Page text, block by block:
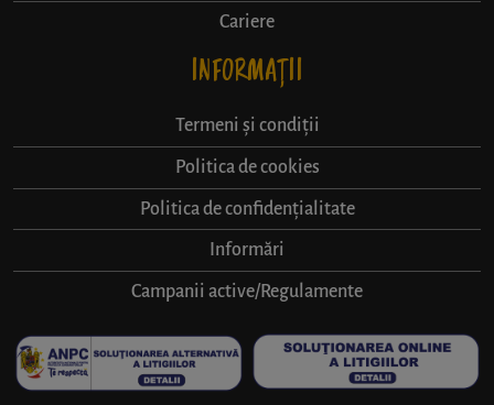
Cariere
INFORMAȚII
Termeni și condiții
Politica de cookies
Politica de confidențialitate
Informări
Campanii active/Regulamente